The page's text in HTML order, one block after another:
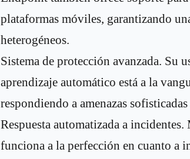
plataformas móviles, garantizando
heterogéneos.
Sistema de protección avanzada.
aprendizaje automático está a la
respondiendo a amenazas
Respuesta automatizada a
funciona a la perfección en cuanto a